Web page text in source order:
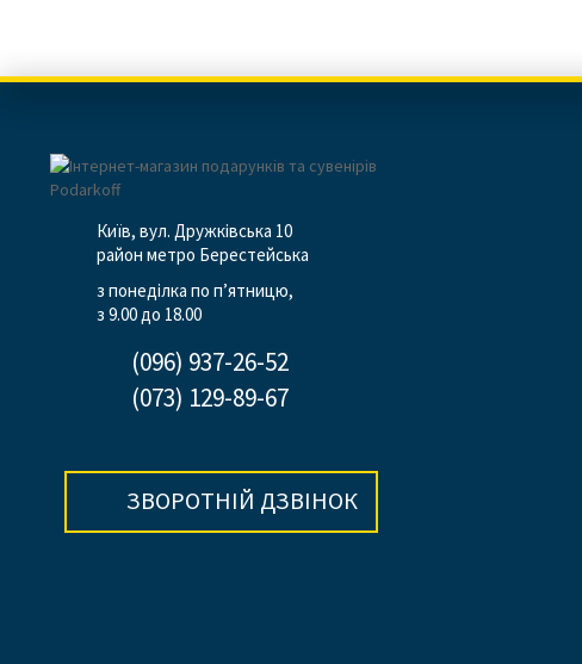
Київ, вул. Дружківська 10
район метро Берестейська
з понеділка по п’ятницю,
з 9.00 до 18.00
(096) 937-26-52
(073) 129-89-67
ЗВОРОТНІЙ ДЗВІНОК